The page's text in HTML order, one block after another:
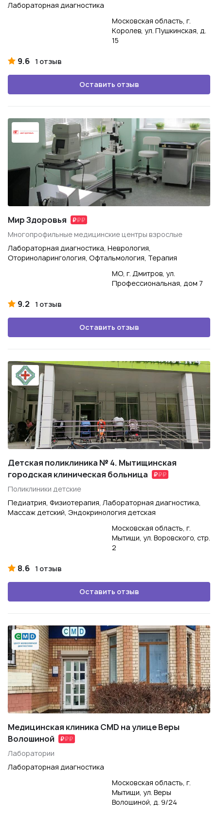
Лабораторная диагностика
Московская область, г.
Королев, ул. Пушкинская, д.
15
9.6 1 отзыв
Оставить отзыв
Мир Здоровья
Многопрофильные медицинские центры взрослые
Лабораторная диагностика, Неврология,
Оториноларингология, Офтальмология, Терапия
МО, г. Дмитров, ул.
Профессиональная, дом 7
9.2 1 отзыв
Оставить отзыв
Детская поликлиника № 4. Мытищинская
городская клиническая больница
Поликлиники детские
Педиатрия, Физиотерапия, Лабораторная диагностика,
Массаж детский, Эндокринология детская
Московская область, г.
Мытищи, ул. Воровского, стр.
2
8.6 1 отзыв
Оставить отзыв
Медицинская клиника CMD на улице Веры
Волошиной
Лаборатории
Лабораторная диагностика
Московская область, г.
Мытищи, ул. Веры
Волошиной, д. 9/24